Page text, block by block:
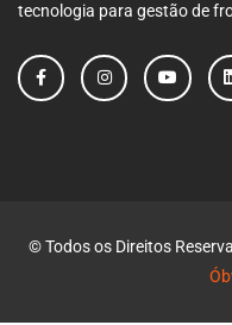
tecnologia para gestão de
© Todos os Direitos